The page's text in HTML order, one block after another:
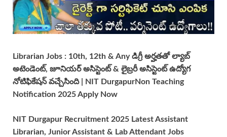
Librarian Jobs : 10th, 12th & Any డిగ్రీ అర్హతతోల్యాబ్
అటెండెంట్, జూనియర్ అసిస్టెంట్ & లైబ్రరీ అసిస్టెంట్ఉద్యోగ
నోటిఫికేషన్ వచ్చేసింది | NIT DurgapurNon Teaching
Notification 2025 Apply Now
NIT Durgapur Recruitment 2025 Latest Assistant
Librarian, Junior Assistant & Lab Attendant Jobs